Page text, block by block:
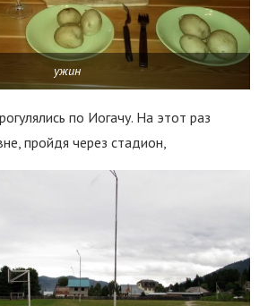
ужин
по Иогачу. На этот раз
пройдя через стадион,